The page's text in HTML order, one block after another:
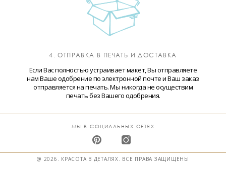
4. ОТПРАВКА В ПЕЧАТЬ И ДОСТАВКА
Если Вас полностью устраивает макет, Вы отправляете
нам Ваше одобрение по электронной почте и Ваш заказ
отправляется на печать. Мы никогда не осуществим
печать без Вашего одобрения.
МЫ В СОЦИАЛЬНЫХ СЕТЯХ
@ 2026. КРАСОТА В ДЕТАЛЯХ. ВСЕ ПРАВА ЗАЩИЩЕНЫ